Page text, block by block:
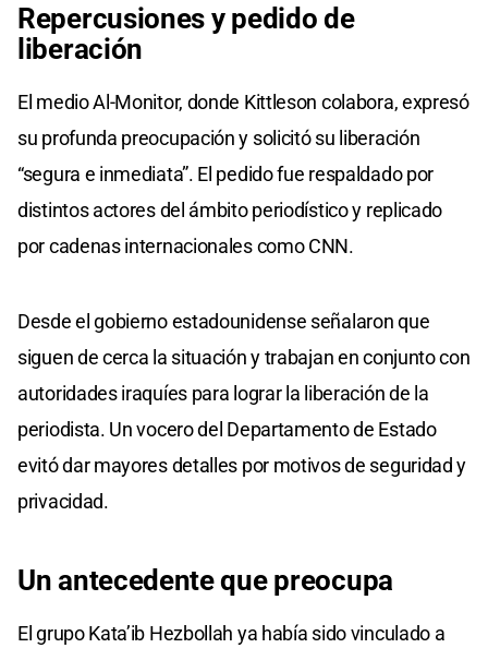
Repercusiones y pedido de
liberación
El medio Al-Monitor, donde Kittleson colabora, expresó
su profunda preocupación y solicitó su liberación
“segura e inmediata”. El pedido fue respaldado por
distintos actores del ámbito periodístico y replicado
por cadenas internacionales como CNN.
Desde el gobierno estadounidense señalaron que
siguen de cerca la situación y trabajan en conjunto con
autoridades iraquíes para lograr la liberación de la
periodista. Un vocero del Departamento de Estado
evitó dar mayores detalles por motivos de seguridad y
privacidad.
Un antecedente que preocupa
El grupo Kata’ib Hezbollah ya había sido vinculado a